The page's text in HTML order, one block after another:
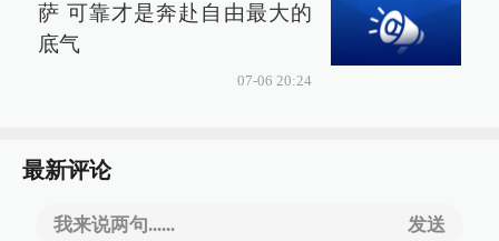
萨 可靠才是奔赴自由最大的
底气
07-06 20:24
最新评论
我来说两句...... 发送